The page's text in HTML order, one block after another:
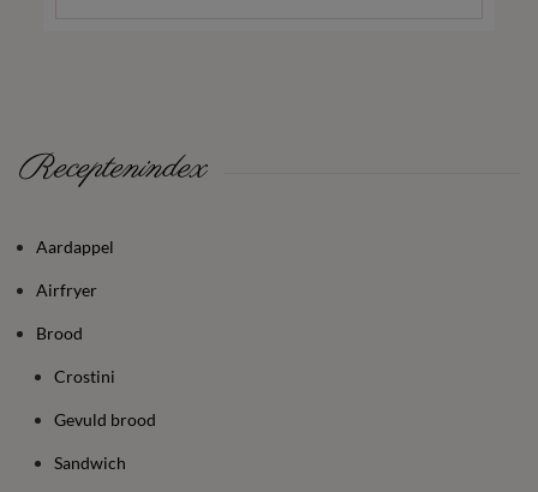
Receptenindex
Aardappel
Airfryer
Brood
Crostini
Gevuld brood
Sandwich